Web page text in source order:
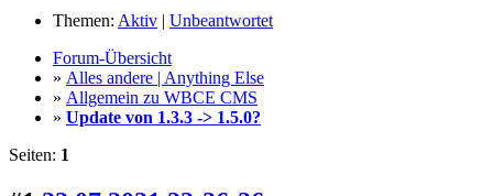
Themen: Aktiv | Unbeantwortet
Forum-Übersicht
» Alles andere | Anything Else
» Allgemein zu WBCE CMS
» Update von 1.3.3 -> 1.5.0?
Seiten: 1